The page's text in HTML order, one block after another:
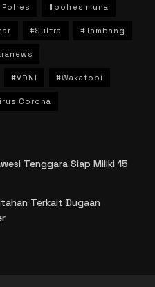
#polres muna
#Sultra #Tambang
#VDNI #Wakatobi
Corona
Tenggara Siap Miliki 15
Terkait Dugaan